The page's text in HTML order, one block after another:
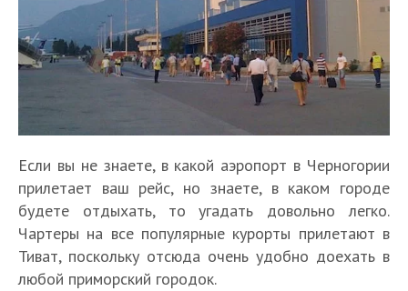
Если вы не знаете, в какой аэропорт в Черногории
прилетает ваш рейс, но знаете, в каком городе
будете отдыхать, то угадать довольно легко.
Чартеры на все популярные курорты прилетают в
Тиват, поскольку отсюда очень удобно доехать в
любой приморский городок.